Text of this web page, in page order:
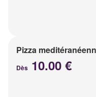
Pizza
Dès 10.00 €